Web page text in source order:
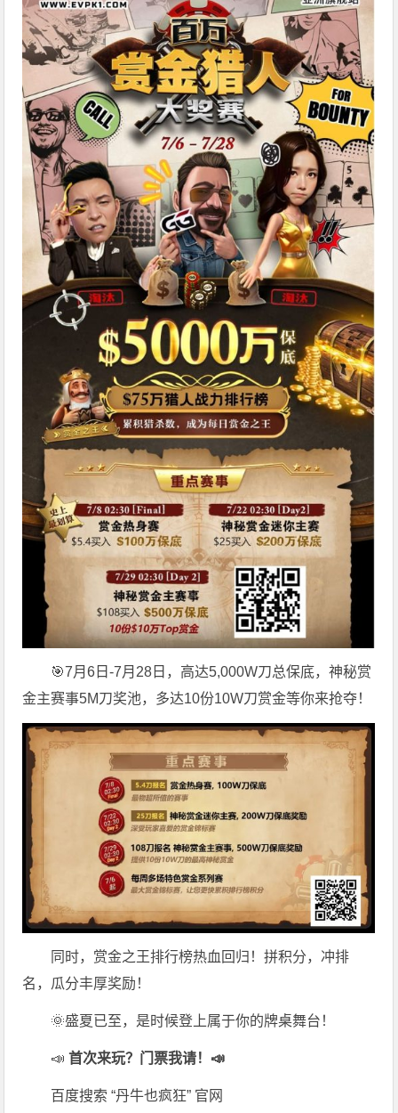
🎯7月6日-7月28日，高达5,000W刀总保底，神秘赏
金主赛事5M刀奖池，多达10份10W刀赏金等你来抢夺！
同时，赏金之王排行榜热血回归！拼积分，冲排
名，瓜分丰厚奖励！
🌞盛夏已至，是时候登上属于你的牌桌舞台！
📣首次来玩？门票我请！📣
百度搜索 “丹牛也疯狂” 官网